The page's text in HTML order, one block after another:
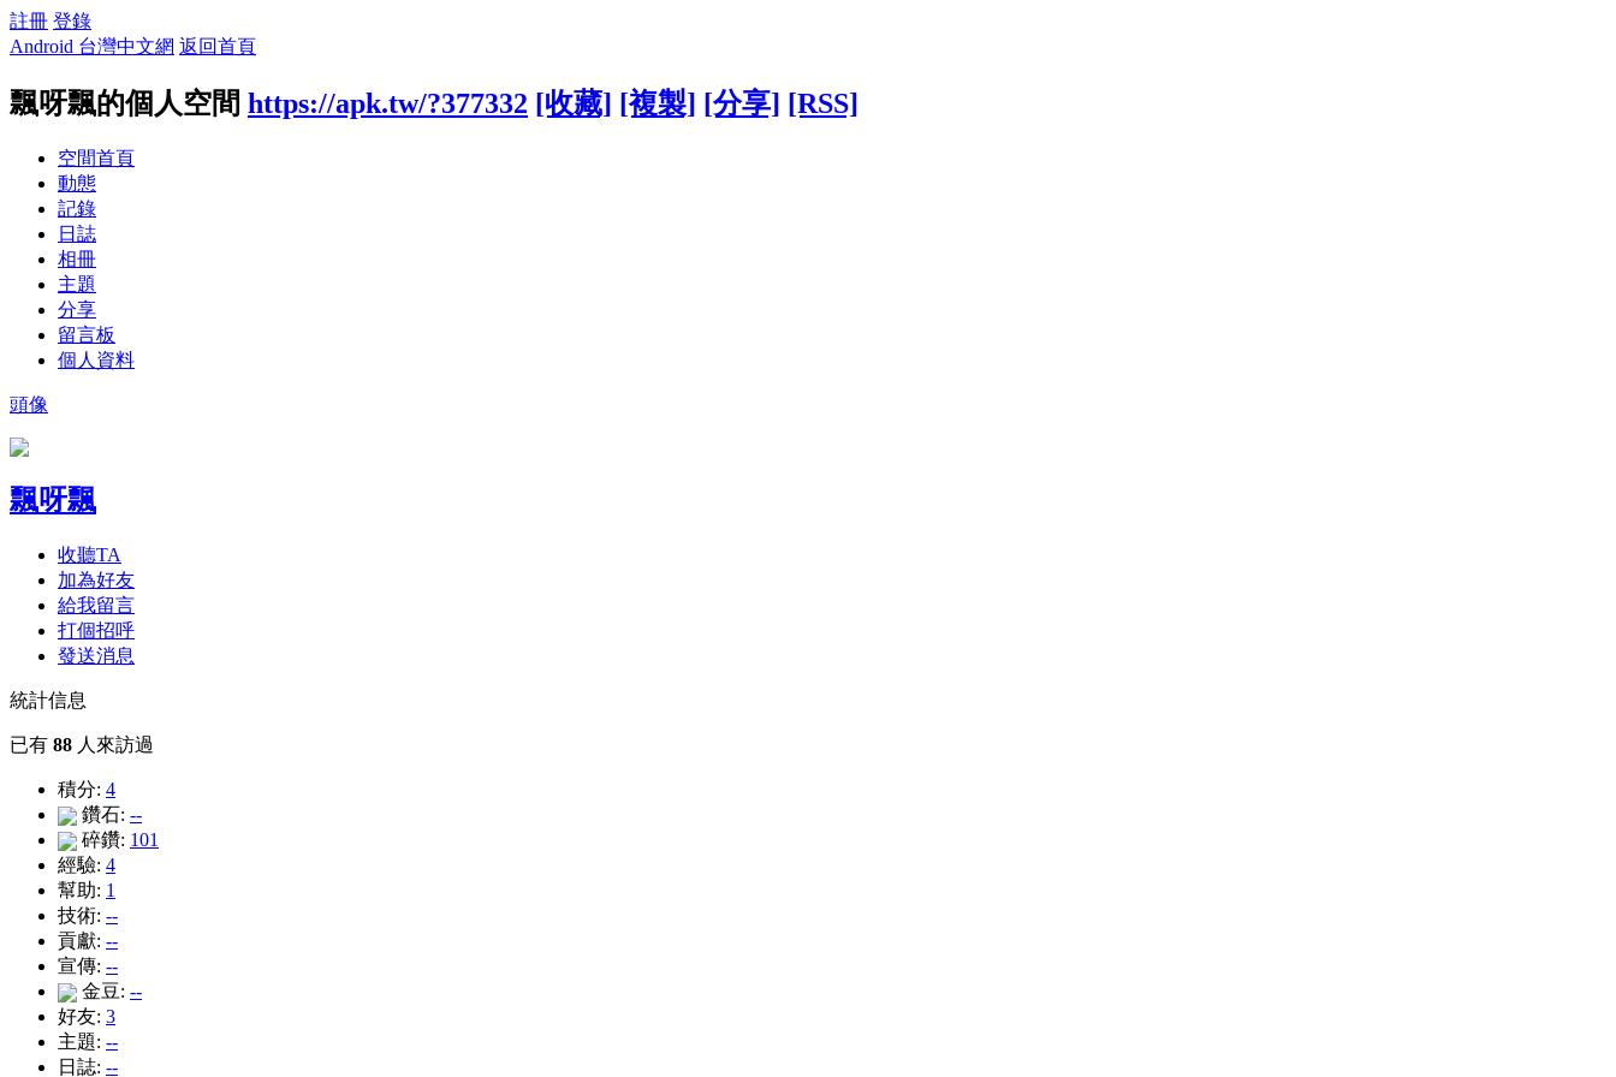
註冊 登錄
Android 台灣中文網 返回首頁
飄呀飄的個人空間 https://apk.tw/?377332 [收藏] [複製] [分享] [RSS]
空間首頁
動態
記錄
日誌
相冊
主題
分享
留言板
個人資料
頭像
飄呀飄
收聽TA
加為好友
給我留言
打個招呼
發送消息
統計信息
已有 88 人來訪過
積分: 4
鑽石: --
碎鑽: 101
經驗: 4
幫助: 1
技術: --
貢獻: --
宣傳: --
金豆: --
好友: 3
主題: --
日誌: --